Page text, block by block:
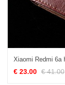
€ 23.00 € 41.00